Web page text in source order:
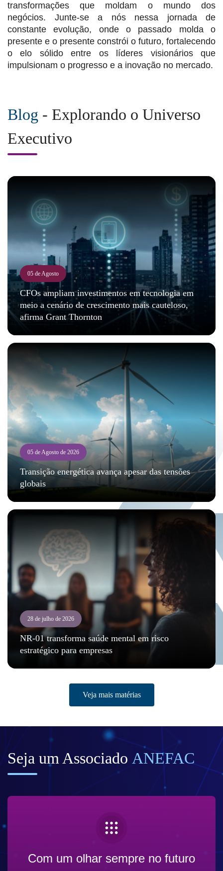
transformações que moldam o mundo dos
negócios. Junte-se a nós nessa jornada de
constante evolução, onde o passado molda o
presente e o presente constrói o futuro, fortalecendo
o elo sólido entre os líderes visionários que
impulsionam o progresso e a inovação no mercado.
Blog - Explorando o Universo
Executivo
05 de Agosto
CFOs ampliam investimentos em tecnologia em
meio a cenário de crescimento mais cauteloso,
afirma Grant Thornton
05 de Agosto de 2026
Transição energética avança apesar das tensões
globais
28 de julho de 2026
NR-01 transforma saúde mental em risco
estratégico para empresas
Veja mais matérias
Seja um Associado ANEFAC
Com um olhar sempre no futuro